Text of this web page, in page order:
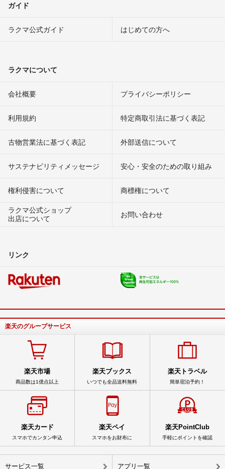
ガイド
ラクマ公式ガイド はじめての方へ
ラクマについて
会社概要 プライバシーポリシー
利用規約 特定商取引法に基づく表記
古物営業法に基づく表記 外部送信について
サステナビリティメッセージ 安心・安全のための取り組み
権利侵害について
商標権について
ラクマ公式ショップ
出店について
お問い合わせ
リンク
楽天のグループサービス
楽天市場
商品数は1億点以上
楽天ブックス
いつでも全品送料無料
楽天トラベル
簡単宿泊予約！
楽天カード
スマホでカンタン申込
楽天ペイ
スマホをお財布に
楽天PointClub
手軽にポイントを確認
サービス一覧 アプリ一覧